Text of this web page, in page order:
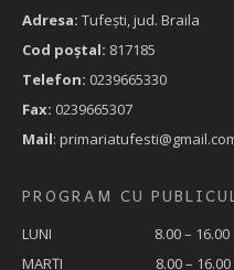
Adresa: Tufeşti, jud. Braila
Cod poştal: 817185
Telefon: 0239665330
Fax: 0239665307
Mail:
PROGRAM CU
LUNI 8.00 – 16.00
MARȚI 8.00 – 16.00